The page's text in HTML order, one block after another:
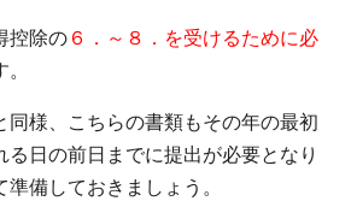
控除の ６．～８．を受けるために必
同様、こちらの書類もその年の最初
る日の前日までに提出が必要となり
準備しておきましょう。